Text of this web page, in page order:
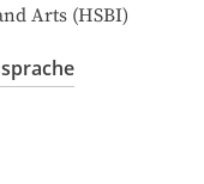
Arts (HSBI)